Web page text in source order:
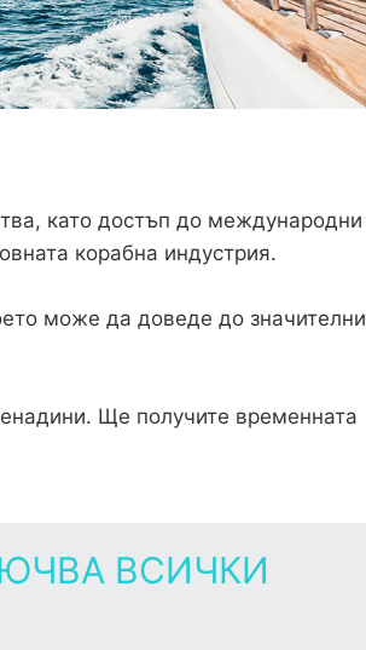
като достъп до международни
корабна индустрия.
може да доведе до значителни
Ще получите временната
ВСИЧКИ